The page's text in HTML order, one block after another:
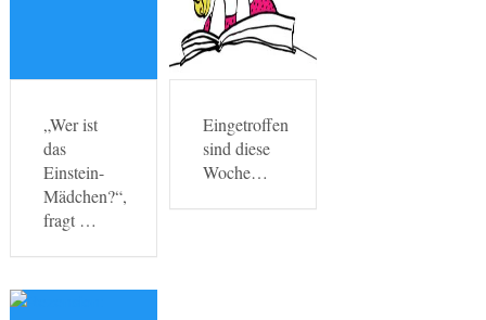
„Wer ist
das
Einstein-
Mädchen?“,
fragt …
Eingetroffen
sind diese
Woche…